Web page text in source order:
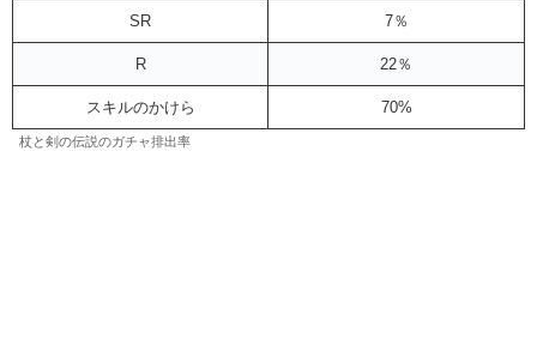
SR 7％
R 22％
スキルのかけら 70%
杖と剣の伝説のガチャ排出率